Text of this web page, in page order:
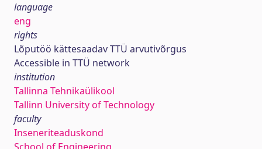
language
eng
rights
Lõputöö kättesaadav TTÜ arvutivõrgus
Accessible in TTÜ network
institution
Tallinna Tehnikaülikool
Tallinn University of Technology
faculty
Inseneriteaduskond